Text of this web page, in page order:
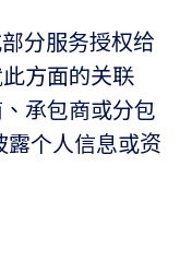
分服务授权给
方面的关联
承包商或分包
露个人信息或资